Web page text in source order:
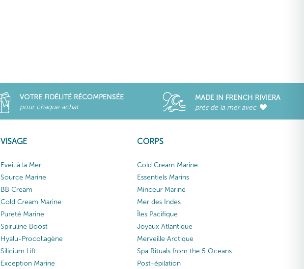
VOTRE FIDÉLITÉ RÉCOMPENSÉE
pour chaque achat
MADE IN FRENCH RIVIERA
près de la mer avec
VISAGE
Eveil à la Mer
Source Marine
BB Cream
Cold Cream Marine
Pureté Marine
Spiruline Boost
Hyalu-Procollagène
Silicium Lift
Exception Marine
CORPS
Cold Cream Marine
Essentiels Marins
Minceur Marine
Mer des Indes
Îles Pacifique
Joyaux Atlantique
Merveille Arctique
Spa Rituals from the 5 Oceans
Post-épilation